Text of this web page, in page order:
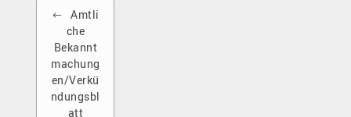
Amtli
che
Bekannt
machung
en/Verkü
ndungsbl
att